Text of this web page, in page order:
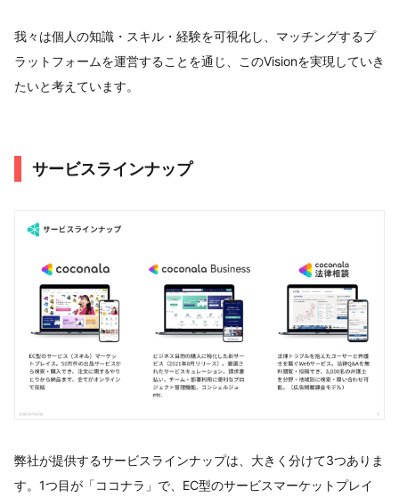
我々は個人の知識・スキル・経験を可視化し、マッチングするプ
ラットフォームを運営することを通じ、このVisionを実現していき
たいと考えています。
サービスラインナップ
弊社が提供するサービスラインナップは、大きく分けて3つありま
す。1つ目が「ココナラ」で、EC型のサービスマーケットプレイ